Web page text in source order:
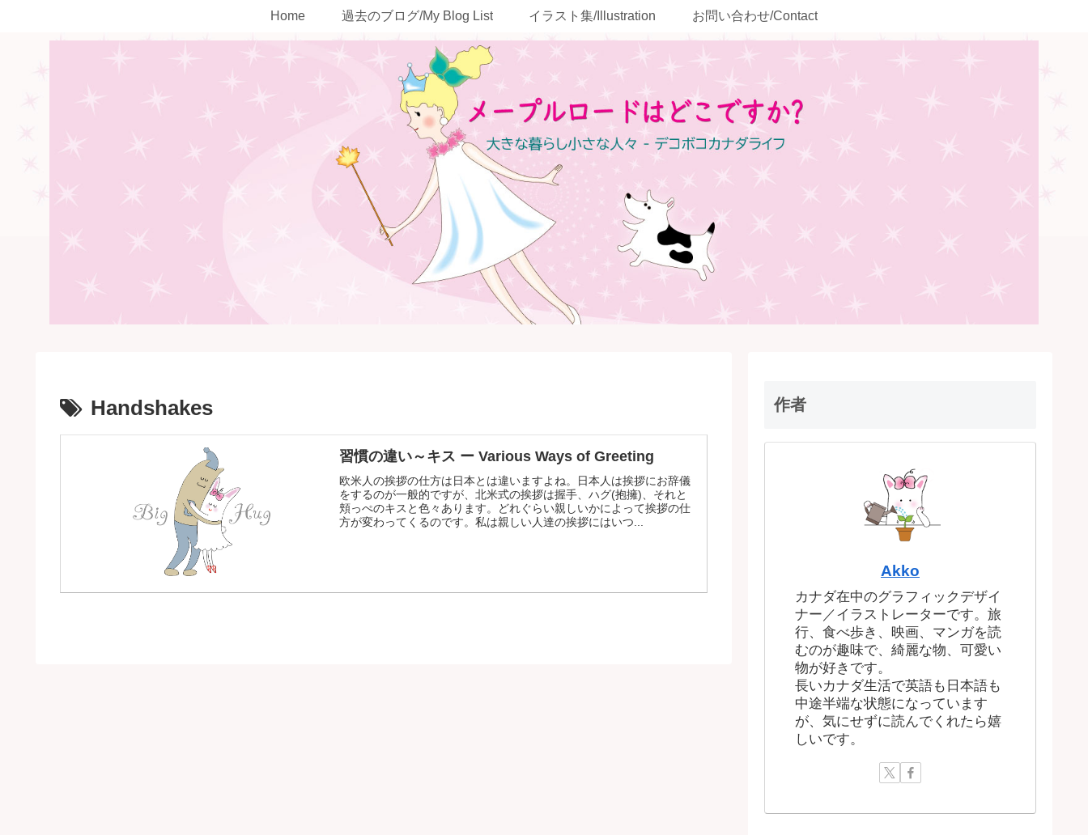
Home 過去のブログ/My Blog List イラスト集/Illustration お問い合わせ/Contact
Handshakes
習慣の違い～キス ー Various Ways of Greeting
欧米人の挨拶の仕方は日本とは違いますよね。日本人は挨拶にお辞儀
をするのが一般的ですが、北米式の挨拶は握手、ハグ(抱擁)、それと
頬っぺのキスと色々あります。どれぐらい親しいかによって挨拶の仕
方が変わってくるのです。私は親しい人達の挨拶にはいつ...
作者
Akko
カナダ在中のグラフィックデザイ
ナー／イラストレーターです。旅
行、食べ歩き、映画、マンガを読
むのが趣味で、綺麗な物、可愛い
物が好きです。
長いカナダ生活で英語も日本語も
中途半端な状態になっています
が、気にせずに読んでくれたら嬉
しいです。